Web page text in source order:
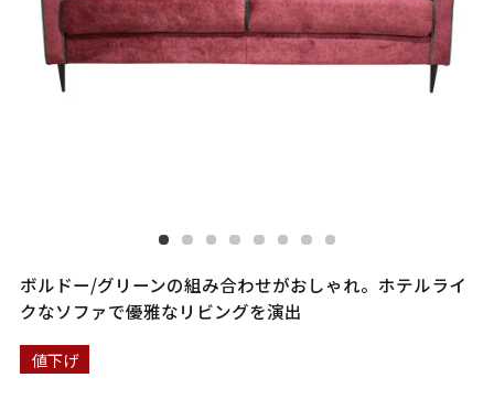
ボルドー/グリーンの組み合わせがおしゃれ。ホテルライ
クなソファで優雅なリビングを演出
値下げ